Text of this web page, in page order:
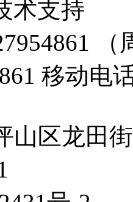
术支持
移动电
山区龙田